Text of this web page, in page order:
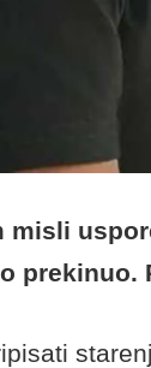
misli
prekinuo.